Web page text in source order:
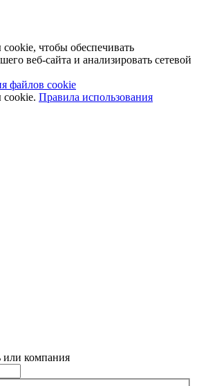
чтобы обеспечивать
веб-сайта и анализировать сетевой
файлов cookie
Правила использования
или компания